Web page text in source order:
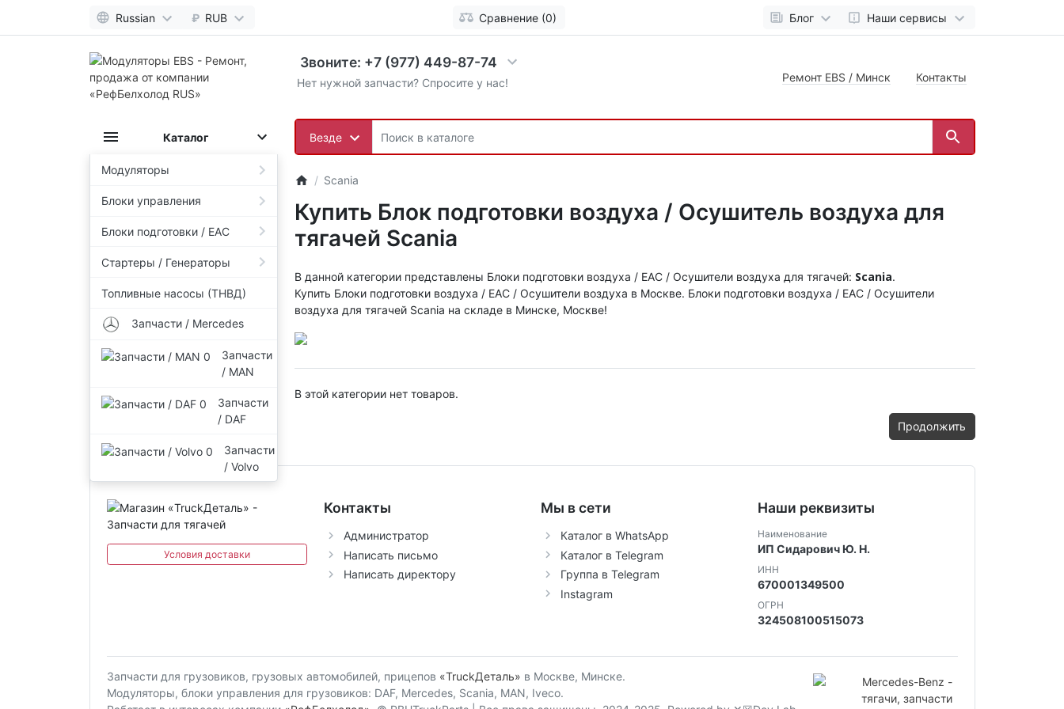
Russian ₽ RUB Сравнение (0) Блог Наши сервисы
Звоните: +7 (977) 449-87-74
Нет нужной запчасти? Спросите у нас!
Везде
Ремонт EBS / Минск Контакты
Каталог
Модуляторы
Блоки управления
Блоки подготовки / EAC
Стартеры / Генераторы
Топливные насосы (ТНВД)
Запчасти / Mercedes
Запчасти
/ MAN
Запчасти
/ DAF
Запчасти
/ Volvo
Scania
Купить Блок подготовки воздуха / Осушитель воздуха для
тягачей Scania
В данной категории представлены Блоки подготовки воздуха / EAC / Осушители воздуха для тягачей: Scania.
Купить Блоки подготовки воздуха / EAC / Осушители воздуха в Москве. Блоки подготовки воздуха / EAC / Осушители
воздуха для тягачей Scania на складе в Минске, Москве!
В этой категории нет товаров.
Продолжить
Условия доставки
Контакты
Администратор
Написать письмо
Написать директору
Мы в сети
Каталог в WhatsApp
Каталог в Telegram
Группа в Telegram
Instagram
Наши реквизиты
Наименование
ИП Сидарович Ю. Н.
ИНН
670001349500
ОГРН
324508100515073
Запчасти для грузовиков, грузовых автомобилей, прицепов «TruckДеталь» в Москве, Минске.
Модуляторы, блоки управления для грузовиков: DAF, Mercedes, Scania, MAN, Iveco.